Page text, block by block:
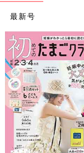
最新号